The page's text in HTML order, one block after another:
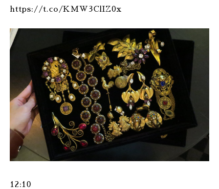
https://t.co/KMW3ClIZ0x
12:10